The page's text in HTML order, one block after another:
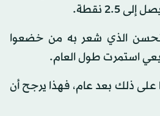
2.5 نقطة.
الذي شعر به من خضعوا
استمرت طول العام.
على ذلك بعد عام، فهذا يرجح أن